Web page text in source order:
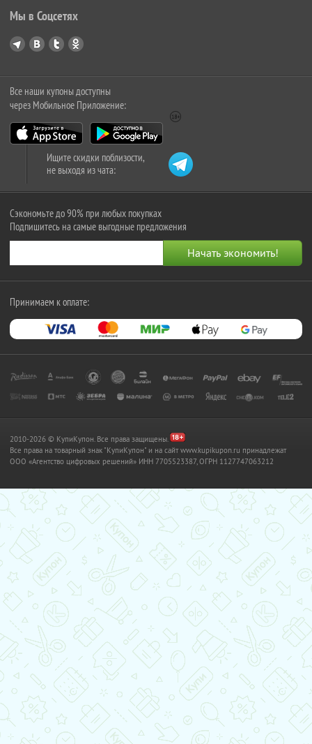
Мы в Соцсетях
Все наши купоны доступны
через Мобильное Приложение:
Ищите скидки поблизости,
не выходя из чата:
Сэкономьте до 90% при любых покупках
Подпишитесь на самые выгодные предложения
Принимаем к оплате:
2010-2026 © КупиКупон. Все права защищены.
Все права на товарный знак "КупиКупон" и на сайт www.kupikupon.ru принадлежат
OOO «Агентство цифровых решений» ИНН 7705523387, ОГРН 1127747063212